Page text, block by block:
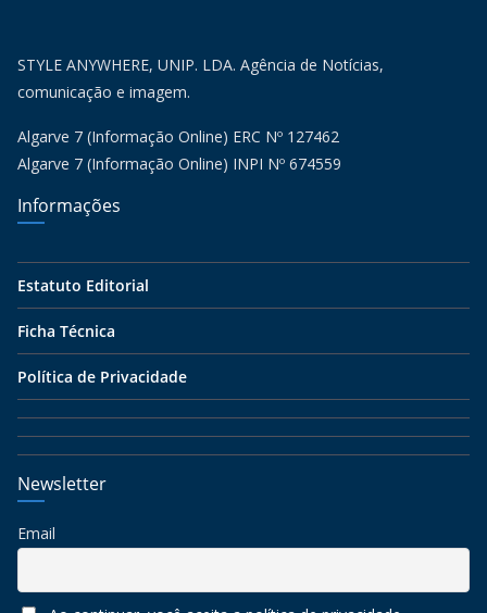
STYLE ANYWHERE, UNIP. LDA. Agência de Notícias,
comunicação e imagem.
Algarve 7 (Informação Online) ERC Nº 127462
Algarve 7 (Informação Online) INPI Nº 674559
Informações
Estatuto Editorial
Ficha Técnica
Política de Privacidade
Newsletter
Email